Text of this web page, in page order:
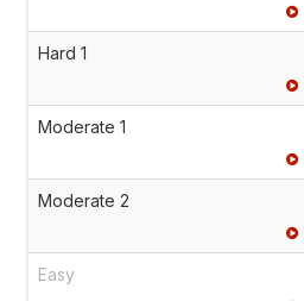
Hard 1
Moderate 1
Moderate 2
Easy